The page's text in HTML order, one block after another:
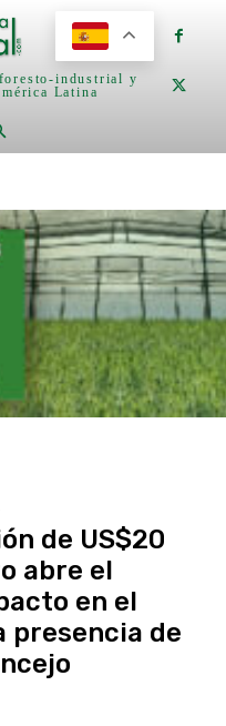
industrial y
Latina
de US$20
abre el
en el
presencia de